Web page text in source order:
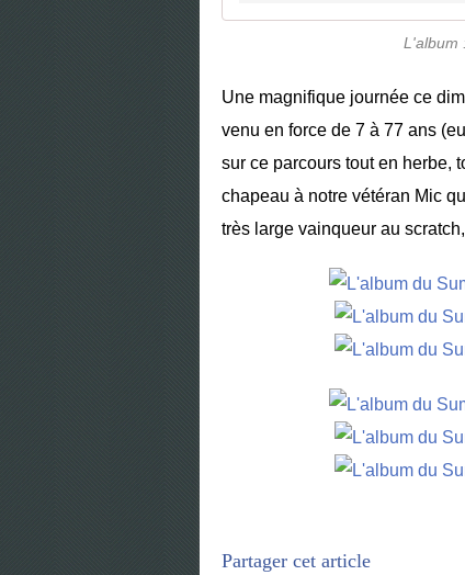
L'album
Une magnifique journée ce
venu en force de 7 à 77 ans
sur ce parcours tout en herbe,
chapeau à notre vétéran Mic
très large vainqueur au
Partager cet article